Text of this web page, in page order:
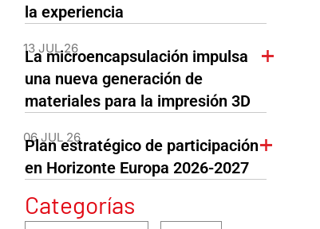
la experiencia
13 JUL 26
La microencapsulación impulsa
una nueva generación de
materiales para la impresión 3D
06 JUL 26
Plan estratégico de participación
en Horizonte Europa 2026-2027
Categorías